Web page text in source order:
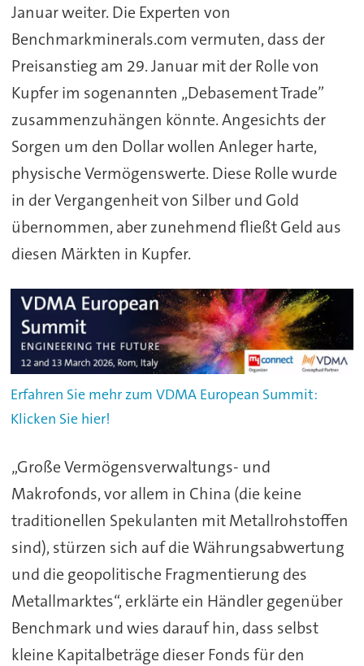
Januar weiter. Die Experten von
Benchmarkminerals.com vermuten, dass der
Preisanstieg am 29. Januar mit der Rolle von
Kupfer im sogenannten „Debasement Trade”
zusammenzuhängen könnte. Angesichts der
Sorgen um den Dollar wollen Anleger harte,
physische Vermögenswerte. Diese Rolle wurde
in der Vergangenheit von Silber und Gold
übernommen, aber zunehmend fließt Geld aus
diesen Märkten in Kupfer.
Erfahren Sie mehr zum VDMA European Summit:
Klicken Sie hier!
„Große Vermögensverwaltungs- und
Makrofonds, vor allem in China (die keine
traditionellen Spekulanten mit Metallrohstoffen
sind), stürzen sich auf die Währungsabwertung
und die geopolitische Fragmentierung des
Metallmarktes“, erklärte ein Händler gegenüber
Benchmark und wies darauf hin, dass selbst
kleine Kapitalbeträge dieser Fonds für den